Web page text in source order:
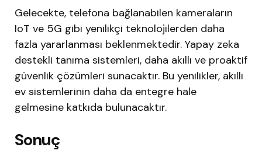
Gelecekte, telefona bağlanabilen kameraların
IoT ve 5G gibi yenilikçi teknolojilerden daha
fazla yararlanması beklenmektedir. Yapay zeka
destekli tanıma sistemleri, daha akıllı ve proaktif
güvenlik çözümleri sunacaktır. Bu yenilikler, akıllı
ev sistemlerinin daha da entegre hale
gelmesine katkıda bulunacaktır.
Sonuç